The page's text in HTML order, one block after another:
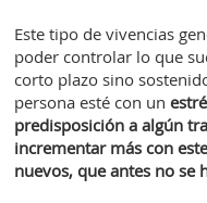
Este tipo de vivencias
poder controlar lo que
corto plazo sino
persona esté con un
predisposición a algún
incrementar más con
nuevos, que antes no se